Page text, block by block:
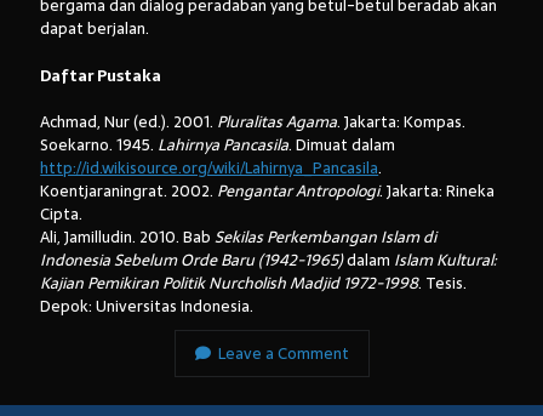
bergama dan dialog peradaban yang betul-betul beradab akan
dapat berjalan.
Daftar Pustaka
Achmad, Nur (ed.). 2001. Pluralitas Agama. Jakarta: Kompas.
Soekarno. 1945. Lahirnya Pancasila. Dimuat dalam
http://id.wikisource.org/wiki/Lahirnya_Pancasila.
Koentjaraningrat. 2002. Pengantar Antropologi. Jakarta: Rineka
Cipta.
Ali, Jamilludin. 2010. BabSekilas Perkembangan Islam di
Indonesia Sebelum Orde Baru (1942-1965)dalam Islam Kultural:
Kajian Pemikiran Politik Nurcholish Madjid 1972-1998. Tesis.
Depok: Universitas Indonesia.
Leave a Comment